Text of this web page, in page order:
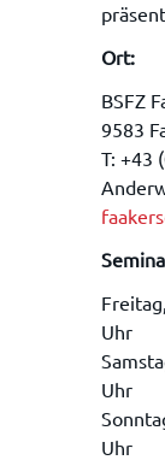
Ort:
BSFZ
9583
T: +43
Uhr
Uhr
Uhr